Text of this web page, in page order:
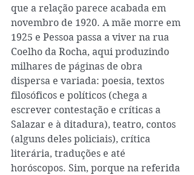
que a relação parece acabada em
novembro de 1920. A mãe morre em
1925 e Pessoa passa a viver na rua
Coelho da Rocha, aqui produzindo
milhares de páginas de obra
dispersa e variada: poesia, textos
filosóficos e políticos (chega a
escrever contestação e críticas a
Salazar e à ditadura), teatro, contos
(alguns deles policiais), crítica
literária, traduções e até
horóscopos. Sim, porque na referida